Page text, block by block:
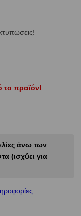
το προϊόν!
άνω των
(ισχύει για